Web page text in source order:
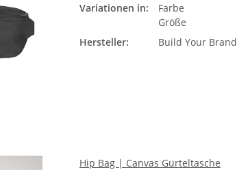
Variationen in:
Farbe
Größe
Hersteller:
Build Your Brand
Hip Bag | Canvas Gürteltasche